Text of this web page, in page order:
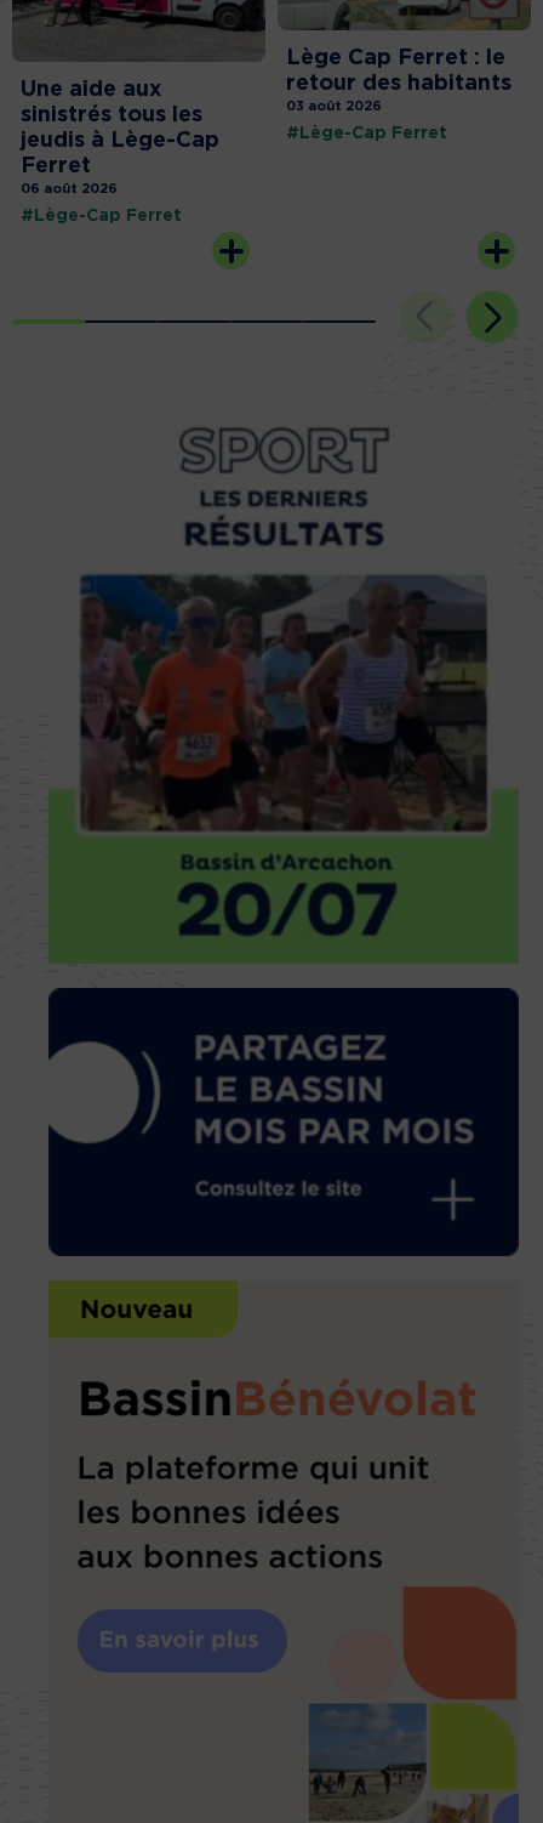
Une aide aux
sinistrés tous les
jeudis à Lège-Cap
Ferret
06 août 2026
#Lège-Cap Ferret
Lège Cap Ferret : le
retour des habitants
03 août 2026
#Lège-Cap Ferret